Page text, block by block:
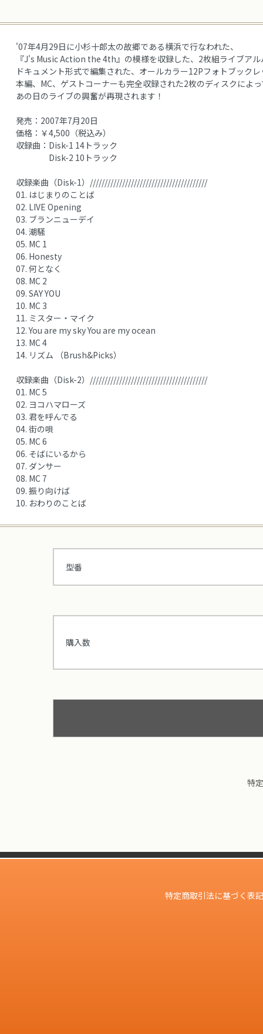
'07年4月29日に小杉十郎太の故郷である横浜で行なわれた、
『J's Music Action the 4th』の模様を収録した、2枚組ライブアル
ドキュメント形式で編集された、オールカラー12Pフォトブックレ
本編、MC、ゲストコーナーも完全収録された2枚のディスクによっ
あの日のライブの興奮が再現されます！
発売：2007年7月20日
価格：￥4,500（税込み）
収録曲：Disk-1 14トラック
Disk-2 10トラック
収録楽曲（Disk-1）////////////////////////////////////////
01. はじまりのことば
02. LIVE Opening
03. ブランニューデイ
04. 潮騒
05. MC 1
06. Honesty
07. 何となく
08. MC 2
09. SAY YOU
10. MC 3
11. ミスター・マイク
12. You are my sky You are my ocean
13. MC 4
14. リズム （Brush&Picks）
収録楽曲（Disk-2）////////////////////////////////////////
01. MC 5
02. ヨコハマローズ
03. 君を呼んでる
04. 街の唄
05. MC 6
06. そばにいるから
07. ダンサー
08. MC 7
09. 振り向けば
10. おわりのことば
型番
購入数
特
特定商取引法に基づく表記